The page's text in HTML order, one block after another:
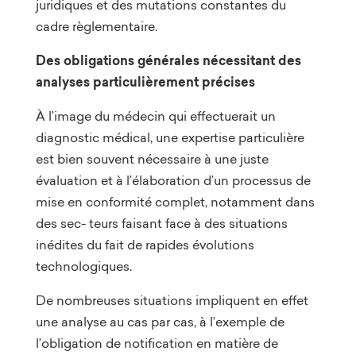
juridiques et des mutations constantes du
cadre règlementaire.
Des obligations générales nécessitant des
analyses particulièrement précises
À l’image du médecin qui effectuerait un
diagnostic médical, une expertise particulière
est bien souvent nécessaire à une juste
évaluation et à l’élaboration d’un processus de
mise en conformité complet, notamment dans
des sec- teurs faisant face à des situations
inédites du fait de rapides évolutions
technologiques.
De nombreuses situations impliquent en effet
une analyse au cas par cas, à l’exemple de
l’obligation de notification en matière de